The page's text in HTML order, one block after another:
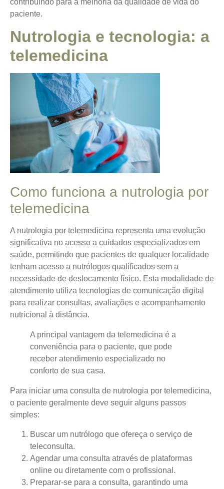
paciente.
Nutrologia e tecnologia: a
telemedicina
Como funciona a nutrologia por
telemedicina
A nutrologia por telemedicina representa uma evolução
significativa no acesso a cuidados especializados em
saúde, permitindo que pacientes de qualquer localidade
tenham acesso a nutrólogos qualificados sem a
necessidade de deslocamento físico. Esta modalidade de
atendimento utiliza tecnologias de comunicação digital
para realizar consultas, avaliações e acompanhamento
nutricional à distância.
A principal vantagem da telemedicina é a
conveniência para o paciente, que pode
receber atendimento especializado no
conforto de sua casa.
Para iniciar uma consulta de nutrologia por telemedicina,
o paciente geralmente deve seguir alguns passos
simples:
Buscar um nutrólogo que ofereça o serviço de
teleconsulta.
Agendar uma consulta através de plataformas
online ou diretamente com o profissional.
Preparar-se para a consulta, garantindo uma